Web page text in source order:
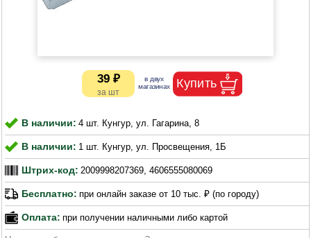
39 ₽
В наличии: 4 шт. Кунгур, ул. Гагарина, 8
В наличии: 1 шт. Кунгур, ул. Просвещения, 1Б
Штрих-код: 2009998207369, 4606555080069
Бесплатно: при онлайн заказе от 10 тыс. ₽ (по городу)
Оплата: при получении наличными либо картой